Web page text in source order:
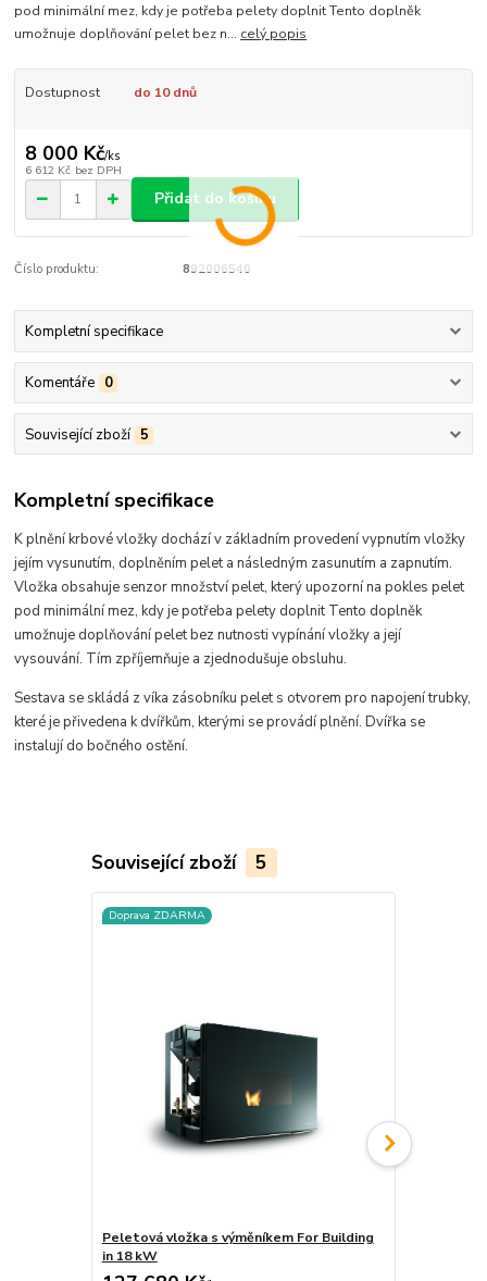
pod minimální mez, kdy je potřeba pelety doplnit Tento doplněk
umožnuje doplňování pelet bez n... celý popis
Dostupnost do 10 dnů
8 000 Kč/ks
6 612 Kč bez DPH
Přidat do košíku
Číslo produktu: 892006540
Kompletní specifikace
Komentáře 0
Související zboží 5
Kompletní specifikace
K plnění krbové vložky dochází v základním provedení vypnutím vložky
jejím vysunutím, doplněním pelet a následným zasunutím a zapnutím.
Vložka obsahuje senzor množství pelet, který upozorní na pokles pelet
pod minimální mez, kdy je potřeba pelety doplnit Tento doplněk
umožnuje doplňování pelet bez nutnosti vypínání vložky a její
vysouvání. Tím zpříjemňuje a zjednodušuje obsluhu.
Sestava se skládá z víka zásobníku pelet s otvorem pro napojení trubky,
které je přivedena k dvířkům, kterými se provádí plnění. Dvířka se
instalují do bočného ostění.
Související zboží 5
Doprava ZDARMA
Peletová vložka s výměníkem For Building
in 18 kW